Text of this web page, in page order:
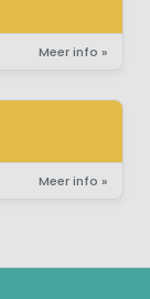
Meer info »
Meer info »